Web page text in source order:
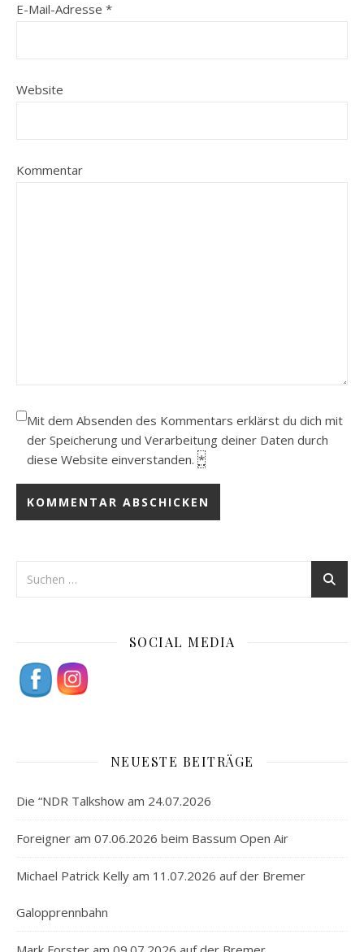
E-Mail-Adresse *
Website
Kommentar
Mit dem Absenden des Kommentars erklärst du dich mit
der Speicherung und Verarbeitung deiner Daten durch
diese Website einverstanden. *
SOCIAL MEDIA
NEUESTE BEITRÄGE
Die “NDR Talkshow am 24.07.2026
Foreigner am 07.06.2026 beim Bassum Open Air
Michael Patrick Kelly am 11.07.2026 auf der Bremer
Galopprennbahn